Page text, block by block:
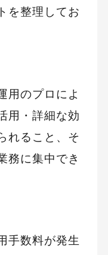
を整理してお
用のプロによ
用・詳細な効
れること、そ
務に集中でき
手数料が発生